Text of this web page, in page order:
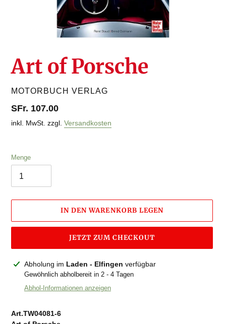
Art of Porsche
VERKÄUFER
MOTORBUCH VERLAG
Normaler
Preis
SFr. 107.00
inkl. MwSt. zzgl. Versandkosten
Menge
IN DEN WARENKORB LEGEN
JETZT ZUM CHECKOUT
ProduktAbholung im Laden - Elfingen verfügbar
Gewöhnlich abholbereit in 2 - 4 Tagen
Abhol-Informationen anzeigen
Art.TW04081-6